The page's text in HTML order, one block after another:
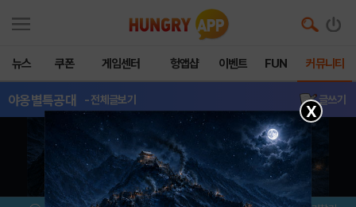
뉴스 쿠폰 게임센터 헝앱샵 이벤트 FUN 커뮤니티
야옹별특공대 - 전체글보기 글쓰기
X